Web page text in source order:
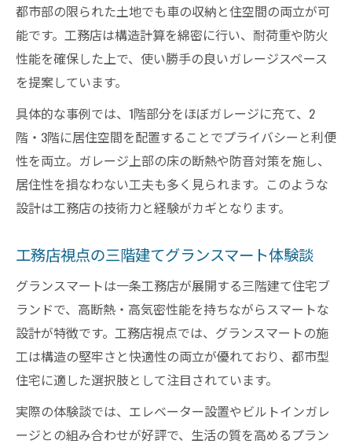
三階建ての後悔を防ぐ工務店選びのポイン
ト
工務店に相談したい三階建てのメリットと
注意点
三階建てブログ体験談で工務店の実力を知
る
工務店で三階建てを建てる際の判断基準と
は
工務店の知恵で三階建て選びを賢く進める
都市部の限られた土地でも車の収納と住空間の両立が可
能です。工務店は構造計算を綿密に行い、耐荷重や防火
性能を確保した上で、使い勝手の良いガレージスペース
を提案しています。
具体的な事例では、1階部分をほぼガレージに充て、2
階・3階に居住空間を配置することでプライバシーと利便
性を両立。ガレージ上部の床の断熱や防音対策を施し、
居住性を損なわない工夫も多く見られます。このような
設計は工務店の技術力と経験がカギとなります。
工務店視点の三階建てグランスマート体験談
グランスマートは一条工務店が展開する三階建て住宅ブ
ランドで、高断熱・高気密性能を持ちながらスマートな
設計が特徴です。工務店視点では、グランスマートの施
工は構造の堅牢さと快適性の両立が優れており、都市型
住宅に適した選択肢として注目されています。
実際の体験談では、エレベーター設置やビルトインガレ
ージとの組み合わせが好評で、生活の質を高めるプラン